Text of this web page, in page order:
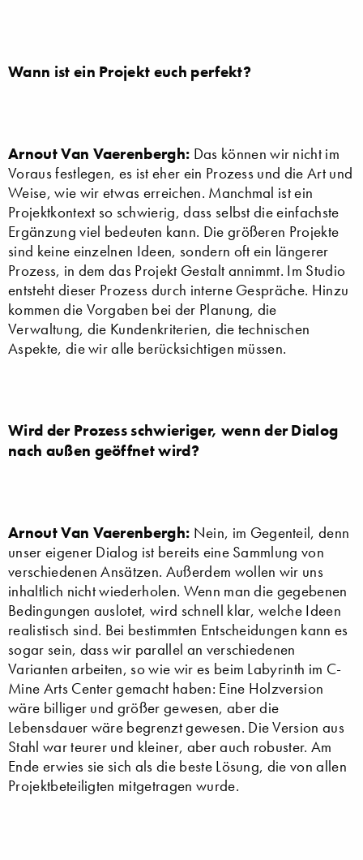
Wann ist ein Projekt euch perfekt?
Arnout Van Vaerenbergh: Das können wir nicht im
Voraus festlegen, es ist eher ein Prozess und die Art und
Weise, wie wir etwas erreichen. Manchmal ist ein
Projektkontext so schwierig, dass selbst die einfachste
Ergänzung viel bedeuten kann. Die größeren Projekte
sind keine einzelnen Ideen, sondern oft ein längerer
Prozess, in dem das Projekt Gestalt annimmt. Im Studio
entsteht dieser Prozess durch interne Gespräche. Hinzu
kommen die Vorgaben bei der Planung, die
Verwaltung, die Kundenkriterien, die technischen
Aspekte, die wir alle berücksichtigen müssen.
Wird der Prozess schwieriger, wenn der Dialog
nach außen geöffnet wird?
Arnout Van Vaerenbergh: Nein, im Gegenteil, denn
unser eigener Dialog ist bereits eine Sammlung von
verschiedenen Ansätzen. Außerdem wollen wir uns
inhaltlich nicht wiederholen. Wenn man die gegebenen
Bedingungen auslotet, wird schnell klar, welche Ideen
realistisch sind. Bei bestimmten Entscheidungen kann es
sogar sein, dass wir parallel an verschiedenen
Varianten arbeiten, so wie wir es beim Labyrinth im C-
Mine Arts Center gemacht haben: Eine Holzversion
wäre billiger und größer gewesen, aber die
Lebensdauer wäre begrenzt gewesen. Die Version aus
Stahl war teurer und kleiner, aber auch robuster. Am
Ende erwies sie sich als die beste Lösung, die von allen
Projektbeteiligten mitgetragen wurde.